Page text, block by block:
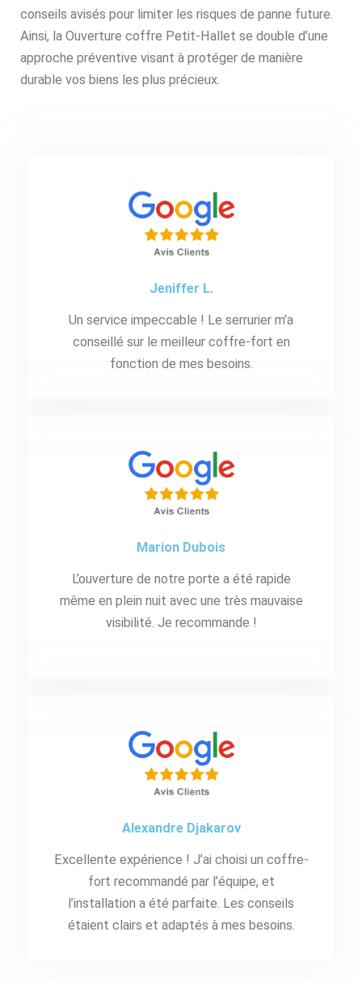
conseils avisés pour limiter les risques de panne future.
Ainsi, la Ouverture coffre Petit-Hallet se double d’une
approche préventive visant à protéger de manière
durable vos biens les plus précieux.
Jeniffer L.
Un service impeccable ! Le serrurier m’a
conseillé sur le meilleur coffre-fort en
fonction de mes besoins.
Marion Dubois
L’ouverture de notre porte a été rapide
même en plein nuit avec une très mauvaise
visibilité. Je recommande !
Alexandre Djakarov
Excellente expérience ! J’ai choisi un coffre-
fort recommandé par l’équipe, et
l’installation a été parfaite. Les conseils
étaient clairs et adaptés à mes besoins.